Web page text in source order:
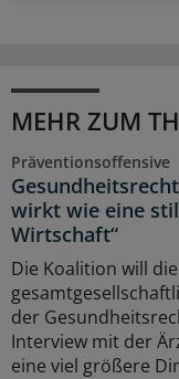
MEHR ZUM
Präventionsoffensive
wirkt wie eine
Wirtschaft“
Die Koalition will
der
Interview mit der
eine viel größere